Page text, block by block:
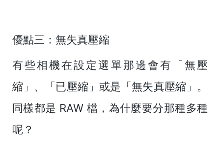
優點三：無失真壓縮
有些相機在設定選單那邊會有「無壓
縮」、「已壓縮」或是「無失真壓縮」。
同樣都是 RAW 檔，為什麼要分那種多種
呢？